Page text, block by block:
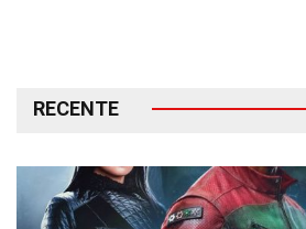
RECENTE